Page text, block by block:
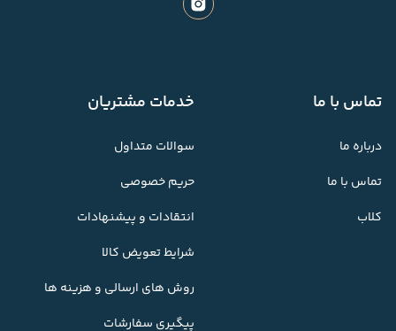
تماس با ما
درباره ما
تماس با ما
کلاب
خدمات مشتریان
سوالات متداول
حریم خصوصی
انتقادات و پیشنهادات
شرایط تعویض کالا
روش های ارسالی و هزینه ها
پیگیری سفارشات